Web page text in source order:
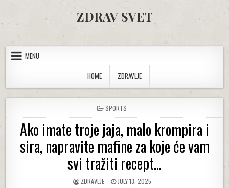
ZDRAV SVET
MENU
HOME
ZDRAVLJE
POSTED IN
SPORTS
Ako imate troje jaja, malo krompira i
sira, napravite mafine za koje će vam
svi tražiti recept…
AUTHOR:
ZDRAVLJE PUBLISHED DATE:
JULY 13, 2025